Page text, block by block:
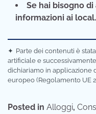
Se hai bisogno
informazioni ai local.
✦ Parte dei contenuti è
artificiale e
dichiariamo in applicazione
europeo (Regolamento UE
Posted in Alloggi,